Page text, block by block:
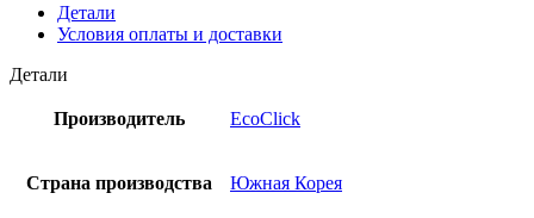
Детали
Условия оплаты и доставки
Детали
Производитель EcoClick
Страна производства Южная Корея